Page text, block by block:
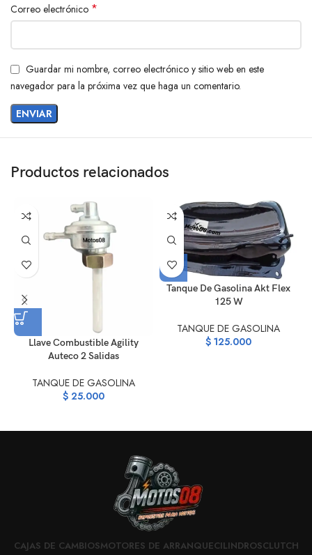
Correo electrónico *
Guardar mi nombre, correo electrónico y sitio web en este
navegador para la próxima vez que haga un comentario.
Productos relacionados
Llave Combustible Agility
Auteco 2 Salidas
TANQUE DE GASOLINA
$25.000
Tanque De Gasolina Akt Flex
125 W
TANQUE DE GASOLINA
$ 125.000
CAJAS DE CAMBIOSMOTORES DE ARRANQUECILINDROSCLUTCH